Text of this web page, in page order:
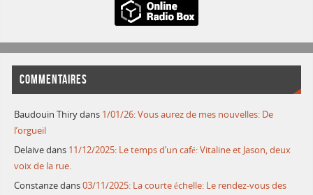
COMMENTAIRES
Baudouin Thirydans 1/01/26: Vous aurez de mes nouvelles: De
l’orgueil
Delaivedans 11/12/2025: Le temps d’un café: Vitaline et Jason, deux
voix de la rue.
Constanzedans03/11/2025: La courte échelle: Le rendez-vous des